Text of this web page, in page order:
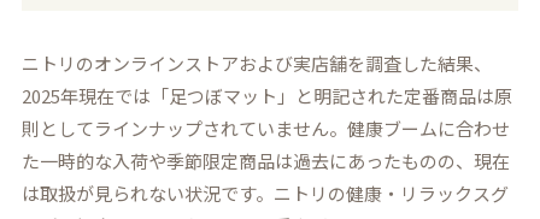
ニトリのオンラインストアおよび実店舗を調査した結果、
2025年現在では「足つぼマット」と明記された定番商品は原
則としてラインナップされていません。健康ブームに合わせ
た一時的な入荷や季節限定商品は過去にあったものの、現在
は取扱が見られない状況です。ニトリの健康・リラックスグ